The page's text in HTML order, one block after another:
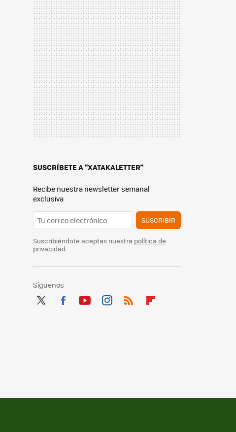
SUSCRÍBETE A "XATAKALETTER"
Recibe nuestra newsletter semanal
exclusiva
SUSCRIBIR
Suscribiéndote aceptas nuestra política de
privacidad
Síguenos